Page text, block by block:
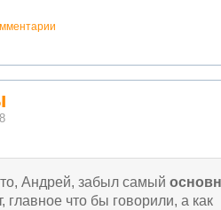
Андрей, забыл самый
главное что бы говорили, а как